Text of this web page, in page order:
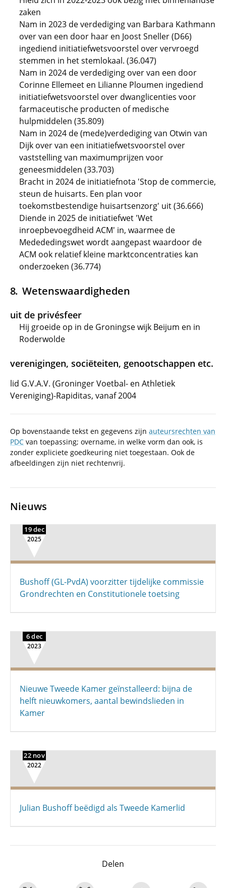
zaken
Nam in 2023 de verdediging van Barbara Kathmann
over van een door haar en Joost Sneller (D66)
ingediend initiatiefwetsvoorstel over vervroegd
stemmen in het stemlokaal. (36.047)
Nam in 2024 de verdediging over van een door
Corinne Ellemeet en Lilianne Ploumen ingediend
initiatiefwetsvoorstel over dwanglicenties voor
farmaceutische producten of medische
hulpmiddelen (35.809)
Nam in 2024 de (mede)verdediging van Otwin van
Dijk over van een initiatiefwetsvoorstel over
vaststelling van maximumprijzen voor
geneesmiddelen (33.703)
Bracht in 2024 de initiatiefnota 'Stop de commercie,
steun de huisarts. Een plan voor
toekomstbestendige huisartsenzorg' uit (36.666)
Diende in 2025 de initiatiefwet 'Wet
inroepbevoegdheid ACM' in, waarmee de
Medededingswet wordt aangepast waardoor de
ACM ook relatief kleine marktconcentraties kan
onderzoeken (36.774)
Wetenswaardigheden
uit de privésfeer
Hij groeide op in de Groningse wijk Beijum en in
Roderwolde
verenigingen, sociëteiten, genootschappen etc.
lid G.V.A.V. (Groninger Voetbal- en Athletiek
Vereniging)-Rapiditas, vanaf 2004
Op bovenstaande tekst en gegevens zijn auteursrechten van
PDC van toepassing; overname, in welke vorm dan ook, is
zonder expliciete goedkeuring niet toegestaan. Ook de
afbeeldingen zijn niet rechtenvrij.
Nieuws
19 dec
2025
Bushoff (GL-PvdA) voorzitter tijdelijke commissie
Grondrechten en Constitutionele toetsing
6 dec
2023
Nieuwe Tweede Kamer geïnstalleerd: bijna de
helft nieuwkomers, aantal bewindslieden in
Kamer
22 nov
2022
Julian Bushoff beëdigd als Tweede Kamerlid
Delen